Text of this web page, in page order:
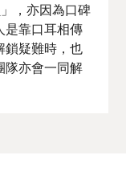
，亦因為口碑
是靠口耳相傳
鎖疑難時，也
隊亦會一同解